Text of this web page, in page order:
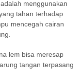
menggunakan
tahan terhadap
mencegah cairan
lem bisa meresap
tangan terpasang